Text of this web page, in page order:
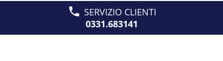
SERVIZIO CLIENTI
0331.683141